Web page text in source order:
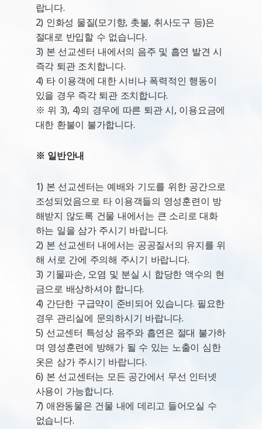
랍니다.
2) 인화성 물질(모기향, 촛불, 취사도구 등)은
절대로 반입할 수 없습니다.
3) 본 선교센터 내에서의 음주 및 흡연 발견 시
즉각 퇴관 조치합니다.
4) 타 이용객에 대한 시비나 폭력적인 행동이
있을 경우 즉각 퇴관 조치합니다.
※ 위 3), 4)의 경우에 따른 퇴관 시, 이용요금에
대한 환불이 불가합니다.
※ 일반안내
1) 본 선교센터는 예배와 기도를 위한 공간으로
조성되었음으로 타 이용객들의 영성훈련이 방
해받지 않도록 건물 내에서는 큰 소리로 대화
하는 일을 삼가 주시기 바랍니다.
2) 본 선교센터 내에서는 공공질서의 유지를 위
해 서로 간에 주의해 주시기 바랍니다.
3) 기물파손, 오염 및 분실 시 합당한 액수의 현
금으로 배상하셔야 합니다.
4) 간단한 구급약이 준비되어 있습니다. 필요한
경우 관리실에 문의하시기 바랍니다.
5) 선교센터 특성상 음주와 흡연은 절대 불가하
며 영성훈련에 방해가 될 수 있는 노출이 심한
옷은 삼가 주시기 바랍니다.
6) 본 선교센터는 모든 공간에서 무선 인터넷
사용이 가능합니다.
7) 애완동물은 건물 내에 데리고 들어오실 수
없습니다.